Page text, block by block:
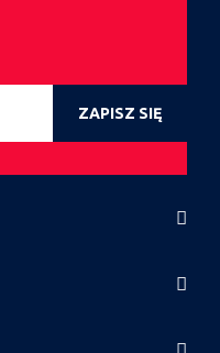
ZAPISZ SIĘ